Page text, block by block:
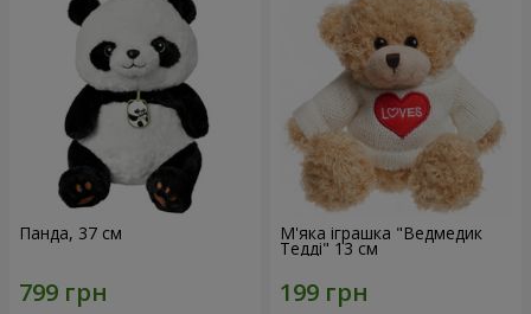
Панда, 37 см М'яка іграшка "Ведмедик
Тедді" 13 см